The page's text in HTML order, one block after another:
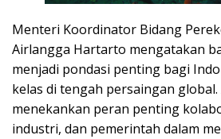
Menteri Koordinator Bidang
Airlangga Hartarto mengatakan
menjadi pondasi penting bagi
kelas di tengah persaingan
menekankan peran penting
industri, dan pemerintah dalam